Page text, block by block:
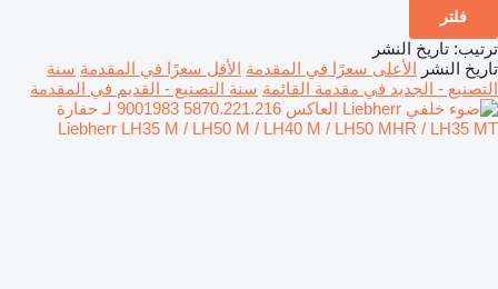
فلتر
ترتيب: تاريخ النشر
تاريخ النشر الأعلى سعرًا في المقدمة الأقل سعرًا في المقدمة سنة
التصنيع - الجديد في مقدمة القائمة سنة التصنيع - القديم في المقدمة